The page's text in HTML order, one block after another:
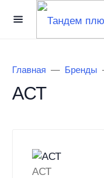
Главная Бренды
АСТ
АСТ